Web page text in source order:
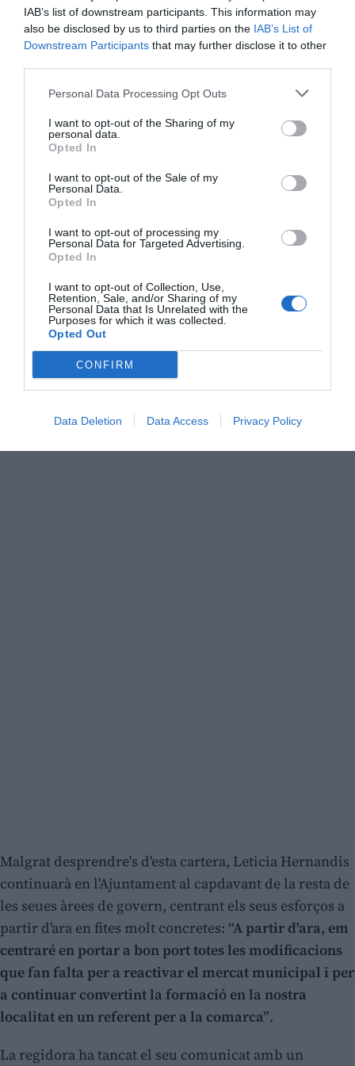
IAB’s list of downstream participants. This information may
also be disclosed by us to third parties on the IAB’s List of
Downstream Participants that may further disclose it to other
Personal Data Processing Opt Outs
I want to opt-out of the Sharing of my
personal data.
Opted In
I want to opt-out of the Sale of my
Personal Data.
Opted In
I want to opt-out of processing my
Personal Data for Targeted Advertising.
Opted In
I want to opt-out of Collection, Use,
Retention, Sale, and/or Sharing of my
Personal Data that Is Unrelated with the
Purposes for which it was collected.
Opted Out
CONFIRM
Data Deletion Data Access Privacy Policy
"Deures fets" i relleu intern en el grup
municipal
Hernandis ha volgut deixar clar que la seua eixida de
l'àrea de Comerç es produïx deixant encarrilades les
esta competència sabent que en el pròxim plenari
s'aprovarà un nou sistema de bons comerç pels que
he estat treballant des que vaig ser nomenada
regidora, que els plecs de licitació de la Fira del
que he signat una proposta de conveni amb
l'Associació de Comerciants que facilitarà la
col·laboració entre les parts. El comerç de Picassent es
queda en bones mans, en les del meu company de
grup Juanfran Albert”
Malgrat desprendre's d'esta cartera, Leticia Hernandis
continuarà en l'Ajuntament al capdavant de la resta de
les seues àrees de govern, centrant els seus esforços a
partir d'ara en fites molt concretes: “A partir d'ara, em
centraré en portar a bon port totes les modificacions
que fan falta per a reactivar el mercat municipal i per
a continuar convertint la formació en la nostra
localitat en un referent per a la comarca”.
La regidora ha tancat el seu comunicat amb un